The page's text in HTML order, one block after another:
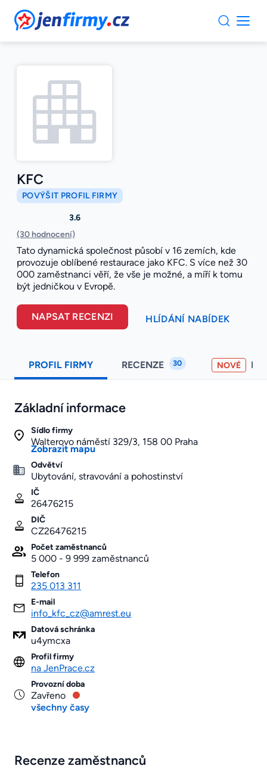
JenFirmy.cz
KFC
POVÝŠIT PROFIL FIRMY
3.6
(30 hodnocení)
Tato dynamická společnost působí v 16 zemích, kde
provozuje oblíbené restaurace jako KFC. S více než 30
000 zaměstnanci věří, že vše je možné, a míří k tomu
být jedničkou v Evropě.
NAPSAT RECENZI HLÍDÁNÍ NABÍDEK
PROFIL FIRMY RECENZE 30 NOVÉ
Základní informace
Sídlo firmy
Walterovo náměstí 329/3, 158 00 Praha
Zobrazit mapu
Odvětví
Ubytování, stravování a pohostinství
IČ
26476215
DIČ
CZ26476215
Počet zaměstnanců
5 000 - 9 999 zaměstnanců
Telefon
235 013 311
E-mail
info_kfc_cz@amrest.eu
Datová schránka
u4ymcxa
Profil firmy
na JenPrace.cz
Provozní doba
Zavřeno
všechny časy
Recenze zaměstnanců